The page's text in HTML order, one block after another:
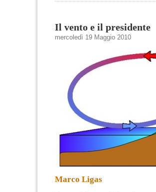
Il vento e il presidente
mercoledì 19 Maggio 2010
Marco Ligas